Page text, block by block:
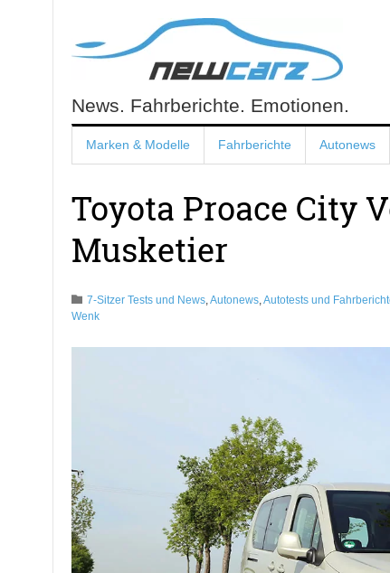
content
NewCarz.de
News. Fahrberichte. Emotionen.
Marken & Modelle Fahrberichte Autonews
Toyota Proace City
Musketier
7-Sitzer Tests und News, Autonews, Autotests und
Wenk